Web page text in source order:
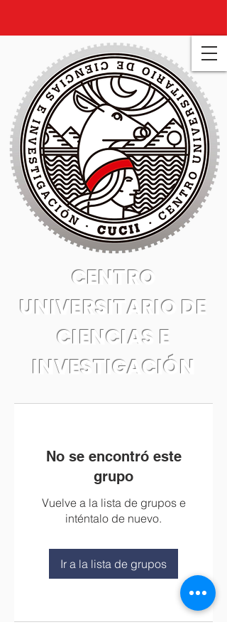
CENTRO
UNIVERSITARIO DE
CIENCIAS E
INVESTIGACIÓN
No se encontró este
grupo
Vuelve a la lista de grupos e
inténtalo de nuevo.
Ir a la lista de grupos